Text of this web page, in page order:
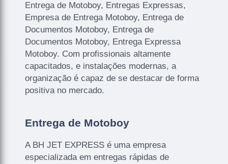
Entrega de Motoboy, Entregas Expressas,
Empresa de Entrega Motoboy, Entrega de
Documentos Motoboy, Entrega de
Documentos Motoboy, Entrega Expressa
Motoboy. Com profissionais altamente
capacitados, e instalações modernas, a
organização é capaz de se destacar de forma
positiva no mercado.
Entrega de Motoboy
A BH JET EXPRESS é uma empresa
especializada em entregas rápidas de